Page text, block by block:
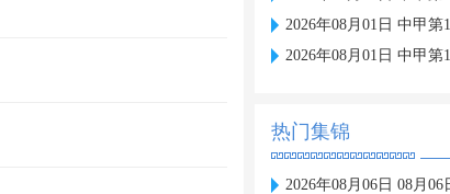
2026年08月01日 中甲第17
2026年08月01日 中甲第17
热门集锦
2026年08月06日 08月06日亚洲大学